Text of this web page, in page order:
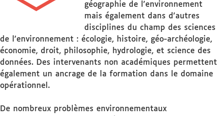
géographie de l'environnement
mais également dans d'autres
disciplines du champ des sciences
de l'environnement : écologie, histoire, géo-archéologie,
économie, droit, philosophie, hydrologie, et science des
données. Des intervenants non académiques permettent
également un ancrage de la formation dans le domaine
opérationnel.
De nombreux problèmes environnementaux